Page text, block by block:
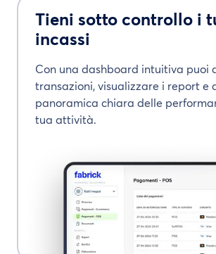
Tieni sotto controllo i
incassi
Con una dashboard intuitiva puoi
transazioni, visualizzare i report e
panoramica chiara delle
tua attività.